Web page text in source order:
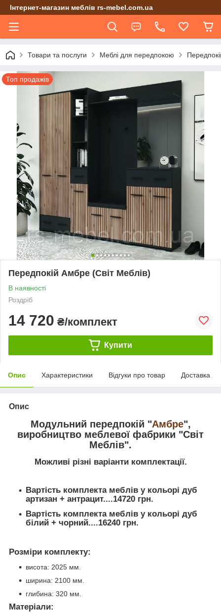
Інтернет-магазин меблів rs-mebel.com.ua
Товари та послуги Меблі для передпокою
Топ продажів
Передпокій Амбре (Світ Меблів)
В наявності
Роздріб
14 720 ₴/комплект
Купити
Опис Характеристики Відгуки про товар Доставка
Опис
Модульний передпокій "Амбре",
виробництво меблевої фабрики "Світ
Меблів".
Можливі різні варіанти комплектації.
Вартість комплекта меблів у кольорі дуб
артизан + антрацит....14720 грн.
Вартість комплекта меблів у кольорі дуб
білий + чорний....16240 грн.
Розміри комплекту:
висота: 2025 мм.
ширина: 2100 мм.
глибина: 320 мм.
Матеріали: